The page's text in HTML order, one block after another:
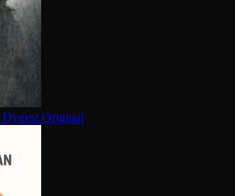
Dygest Original